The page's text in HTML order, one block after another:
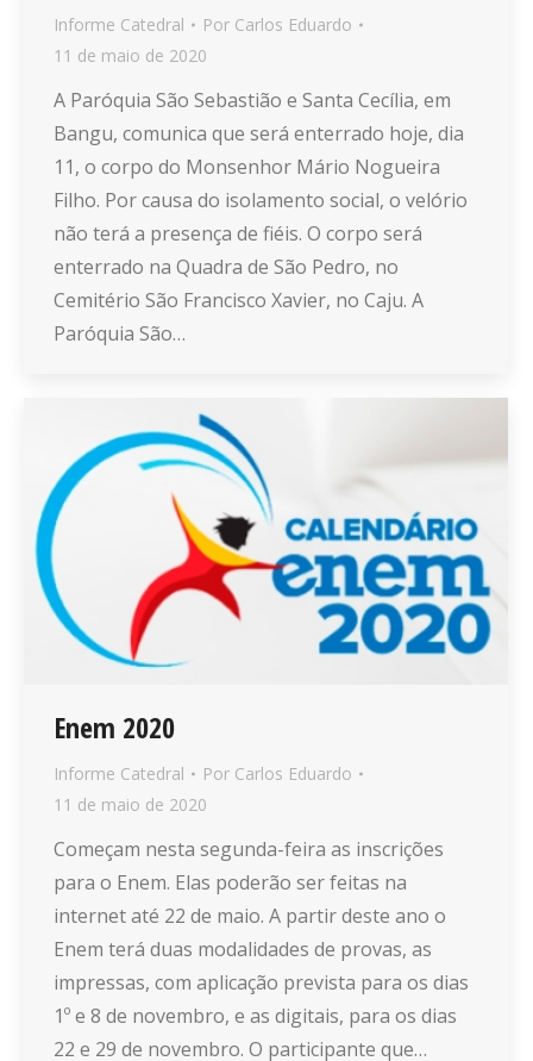
Informe Catedral Por Carlos Eduardo
11 de maio de 2020
A Paróquia São Sebastião e Santa Cecília, em
Bangu, comunica que será enterrado hoje, dia
11, o corpo do Monsenhor Mário Nogueira
Filho. Por causa do isolamento social, o velório
não terá a presença de fiéis. O corpo será
enterrado na Quadra de São Pedro, no
Cemitério São Francisco Xavier, no Caju. A
Paróquia São…
Enem 2020
Informe Catedral Por Carlos Eduardo
11 de maio de 2020
Começam nesta segunda-feira as inscrições
para o Enem. Elas poderão ser feitas na
internet até 22 de maio. A partir deste ano o
Enem terá duas modalidades de provas, as
impressas, com aplicação prevista para os dias
1º e 8 de novembro, e as digitais, para os dias
22 e 29 de novembro. O participante que…